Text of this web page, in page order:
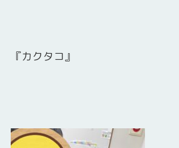
『カクタコ』